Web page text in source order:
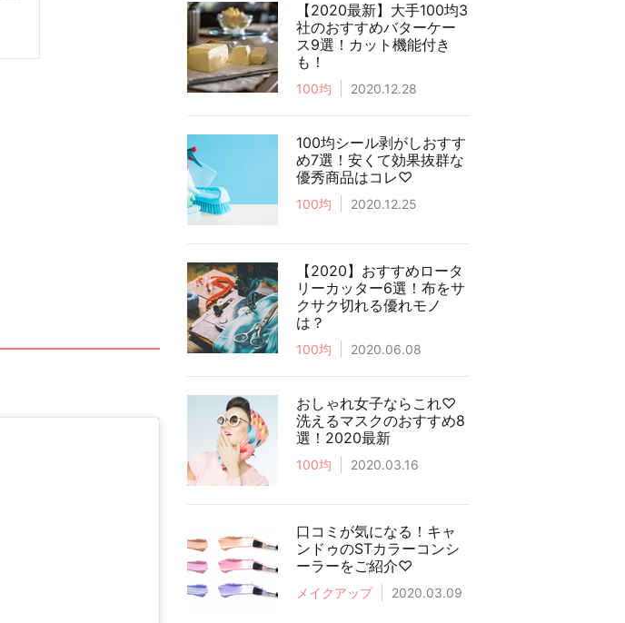
【2020最新】大手100均3
社のおすすめバターケー
ス9選！カット機能付き
も！
100均 2020.12.28
100均シール剥がしおすす
め7選！安くて効果抜群な
優秀商品はコレ♡
100均 2020.12.25
【2020】おすすめロータ
リーカッター6選！布をサ
クサク切れる優れモノ
は？
100均 2020.06.08
おしゃれ女子ならこれ♡
洗えるマスクのおすすめ8
選！2020最新
100均 2020.03.16
口コミが気になる！キャ
ンドゥのSTカラーコンシ
ーラーをご紹介♡
メイクアップ 2020.03.09